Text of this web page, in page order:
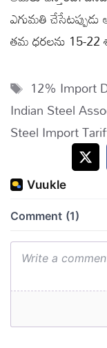
ఎగుమతి
తమ ధరలను 15-22
Tags
12% Import
Indian Steel
Steel Import